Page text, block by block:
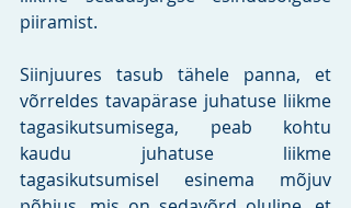
piiramist.
Siinjuures tasub tähele panna, et
võrreldes tavapärase juhatuse liikme
tagasikutsumisega, peab kohtu
kaudu juhatuse liikme
tagasikutsumisel esinema mõjuv